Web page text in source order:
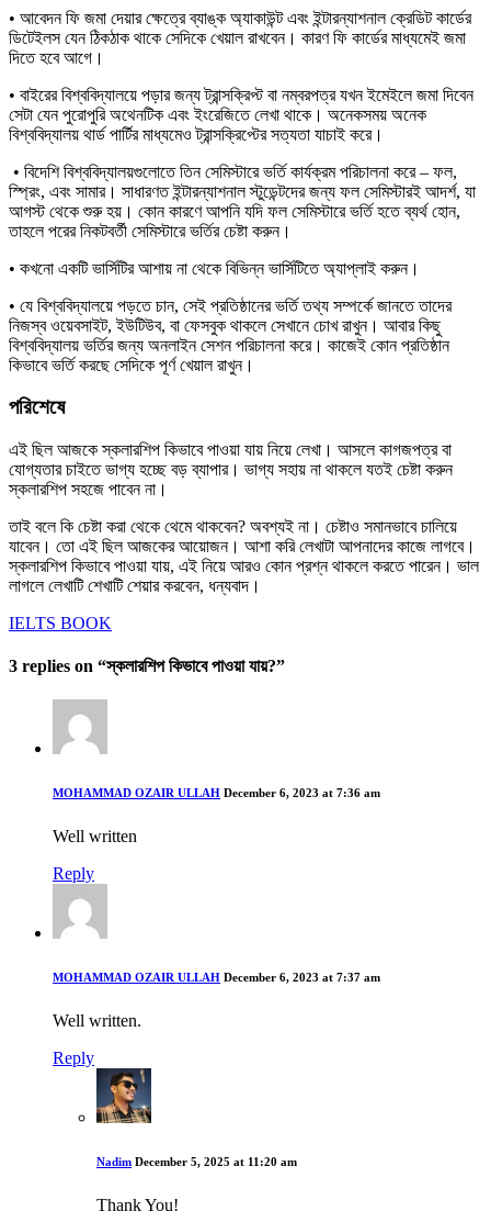
• আবেদন ফি জমা দেয়ার ক্ষেত্রে ব্যাঙ্ক অ্যাকাউন্ট এবং ইন্টারন্যাশনাল ক্রেডিট কার্ডের
ডিটেইলস যেন ঠিকঠাক থাকে সেদিকে খেয়াল রাখবেন। কারণ ফি কার্ডের মাধ্যমেই জমা
দিতে হবে আগে।
• বাইরের বিশ্ববিদ্যালয়ে পড়ার জন্য ট্রান্সক্রিপ্ট বা নম্বরপত্র যখন ইমেইলে জমা দিবেন
সেটা যেন পুরোপুরি অথেনটিক এবং ইংরেজিতে লেখা থাকে। অনেকসময় অনেক
বিশ্ববিদ্যালয় থার্ড পার্টির মাধ্যমেও ট্রান্সক্রিপ্টের সত্যতা যাচাই করে।
• বিদেশি বিশ্ববিদ্যালয়গুলোতে তিন সেমিস্টারে ভর্তি কার্যক্রম পরিচালনা করে – ফল,
স্প্রিং, এবং সামার। সাধারণত ইন্টারন্যাশনাল স্টুডেন্টদের জন্য ফল সেমিস্টারই আদর্শ, যা
আগস্ট থেকে শুরু হয়। কোন কারণে আপনি যদি ফল সেমিস্টারে ভর্তি হতে ব্যর্থ হোন,
তাহলে পরের নিকটবর্তী সেমিস্টারে ভর্তির চেষ্টা করুন।
• কখনো একটি ভার্সিটির আশায় না থেকে বিভিন্ন ভার্সিটিতে অ্যাপ্লাই করুন।
• যে বিশ্ববিদ্যালয়ে পড়তে চান, সেই প্রতিষ্ঠানের ভর্তি তথ্য সম্পর্কে জানতে তাদের
নিজস্ব ওয়েবসাইট, ইউটিউব, বা ফেসবুক থাকলে সেখানে চোখ রাখুন। আবার কিছু
বিশ্ববিদ্যালয় ভর্তির জন্য অনলাইন সেশন পরিচালনা করে। কাজেই কোন প্রতিষ্ঠান
কিভাবে ভর্তি করছে সেদিকে পূর্ণ খেয়াল রাখুন।
পরিশেষে
এই ছিল আজকে স্কলারশিপ কিভাবে পাওয়া যায় নিয়ে লেখা। আসলে কাগজপত্র বা
যোগ্যতার চাইতে ভাগ্য হচ্ছে বড় ব্যাপার। ভাগ্য সহায় না থাকলে যতই চেষ্টা করুন
স্কলারশিপ সহজে পাবেন না।
তাই বলে কি চেষ্টা করা থেকে থেমে থাকবেন? অবশ্যই না। চেষ্টাও সমানভাবে চালিয়ে
যাবেন। তো এই ছিল আজকের আয়োজন। আশা করি লেখাটা আপনাদের কাজে লাগবে।
স্কলারশিপ কিভাবে পাওয়া যায়, এই নিয়ে আরও কোন প্রশ্ন থাকলে করতে পারেন। ভাল
লাগলে লেখাটি শেখাটি শেয়ার করবেন, ধন্যবাদ।
IELTS BOOK
3 replies on “স্কলারশিপ কিভাবে পাওয়া যায়?”
MOHAMMAD OZAIR ULLAH December 6, 2023 at 7:36 am
Well written
Reply
MOHAMMAD OZAIR ULLAH December 6, 2023 at 7:37 am
Well written.
Reply
Nadim December 5, 2025 at 11:20 am
Thank You!